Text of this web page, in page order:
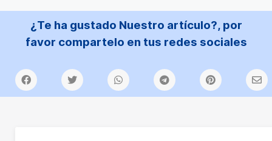
¿Te ha gustado Nuestro artículo?, por
favor compartelo en tus redes sociales